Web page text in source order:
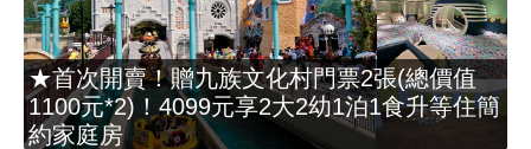
★首次開賣！贈九族文化村門票2張(總價值
1100元*2)！4099元享2大2幼1泊1食升等住簡
約家庭房